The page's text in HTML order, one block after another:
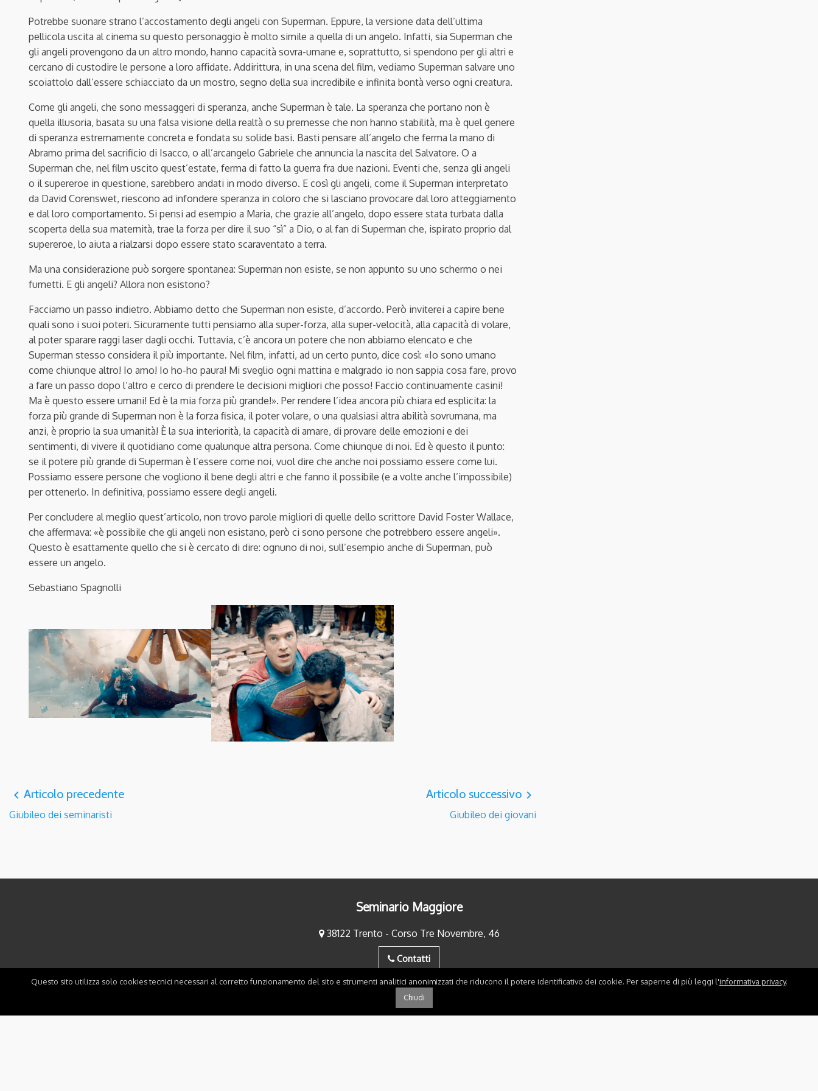
Potrebbe suonare strano l’accostamento degli angeli con Superman. Eppure, la versione data dell’ultima
pellicola uscita al cinema su questo personaggio è molto simile a quella di un angelo. Infatti, sia Superman che
gli angeli provengono da un altro mondo, hanno capacità sovra-umane e, soprattutto, si spendono per gli altri e
cercano di custodire le persone a loro affidate. Addirittura, in una scena del film, vediamo Superman salvare uno
scoiattolo dall’essere schiacciato da un mostro, segno della sua incredibile e infinita bontà verso ogni creatura.
Come gli angeli, che sono messaggeri di speranza, anche Superman è tale. La speranza che portano non è
quella illusoria, basata su una falsa visione della realtà o su premesse che non hanno stabilità, ma è quel genere
di speranza estremamente concreta e fondata su solide basi. Basti pensare all’angelo che ferma la mano di
Abramo prima del sacrificio di Isacco, o all’arcangelo Gabriele che annuncia la nascita del Salvatore. O a
Superman che, nel film uscito quest’estate, ferma di fatto la guerra fra due nazioni. Eventi che, senza gli angeli
o il supereroe in questione, sarebbero andati in modo diverso. E così gli angeli, come il Superman interpretato
da David Corenswet, riescono ad infondere speranza in coloro che si lasciano provocare dal loro atteggiamento
e dal loro comportamento. Si pensi ad esempio a Maria, che grazie all’angelo, dopo essere stata turbata dalla
scoperta della sua maternità, trae la forza per dire il suo “sì” a Dio, o al fan di Superman che, ispirato proprio dal
supereroe, lo aiuta a rialzarsi dopo essere stato scaraventato a terra.
Ma una considerazione può sorgere spontanea: Superman non esiste, se non appunto su uno schermo o nei
fumetti. E gli angeli? Allora non esistono?
Facciamo un passo indietro. Abbiamo detto che Superman non esiste, d’accordo. Però inviterei a capire bene
quali sono i suoi poteri. Sicuramente tutti pensiamo alla super-forza, alla super-velocità, alla capacità di volare,
al poter sparare raggi laser dagli occhi. Tuttavia, c’è ancora un potere che non abbiamo elencato e che
Superman stesso considera il più importante. Nel film, infatti, ad un certo punto, dice così: «Io sono umano
come chiunque altro! Io amo! Io ho-ho paura! Mi sveglio ogni mattina e malgrado io non sappia cosa fare, provo
a fare un passo dopo l’altro e cerco di prendere le decisioni migliori che posso! Faccio continuamente casini!
Ma è questo essere umani! Ed è la mia forza più grande!». Per rendere l’idea ancora più chiara ed esplicita: la
forza più grande di Superman non è la forza fisica, il poter volare, o una qualsiasi altra abilità sovrumana, ma
anzi, è proprio la sua umanità! È la sua interiorità, la capacità di amare, di provare delle emozioni e dei
sentimenti, di vivere il quotidiano come qualunque altra persona. Come chiunque di noi. Ed è questo il punto:
se il potere più grande di Superman è l’essere come noi, vuol dire che anche noi possiamo essere come lui.
Possiamo essere persone che vogliono il bene degli altri e che fanno il possibile (e a volte anche l’impossibile)
per ottenerlo. In definitiva, possiamo essere degli angeli.
Per concludere al meglio quest’articolo, non trovo parole migliori di quelle dello scrittore David Foster Wallace,
che affermava: «è possibile che gli angeli non esistano, però ci sono persone che potrebbero essere angeli».
Questo è esattamente quello che si è cercato di dire: ognuno di noi, sull’esempio anche di Superman, può
essere un angelo.
Sebastiano Spagnolli
navigate_before Articolo precedente
Giubileo dei seminaristi
Articolo successivo navigate_next
Giubileo dei giovani
Seminario Maggiore
38122 Trento - Corso Tre Novembre, 46
Contatti
Questo sito utilizza solo cookies tecnici necessari al corretto funzionamento del sito e strumenti analitici anonimizzati che riducono il potere identificativo dei cookie. Per saperne di più leggi l'informativa privacy.
Chiudi